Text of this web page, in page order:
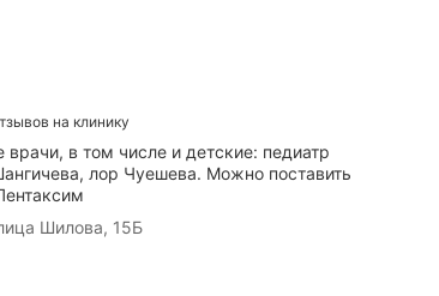
на клинику
в том числе и детские: педиатр
лор Чуешева. Можно поставить
Шилова, 15Б